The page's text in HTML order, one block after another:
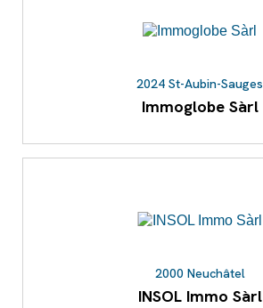
2024 St-Aubin-Sauges
Immoglobe Sàrl
2000 Neuchâtel
INSOL Immo Sàrl